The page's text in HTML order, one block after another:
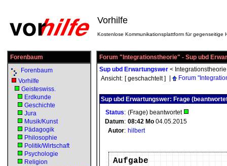
Vorhilfe
Kostenlose Kommunikationsplattform für gegenseitige
Forenbaum
Forenbaum
Vorhilfe
Geisteswiss.
Erdkunde
Geschichte
Jura
Musik/Kunst
Pädagogik
Philosophie
Politik/Wirtschaft
Psychologie
Religion
Forum "Integrationstheorie" - Sup ubd
Sup ubd Erwartungswer < Integrationstheorie
Ansicht: [ geschachtelt ] Forum
Sup ubd Erwartungswer: Frage
Status: (Frage) beantwortet
Datum: 08:42 Mo 04.05.2015
Autor: hilbert
Aufgabe